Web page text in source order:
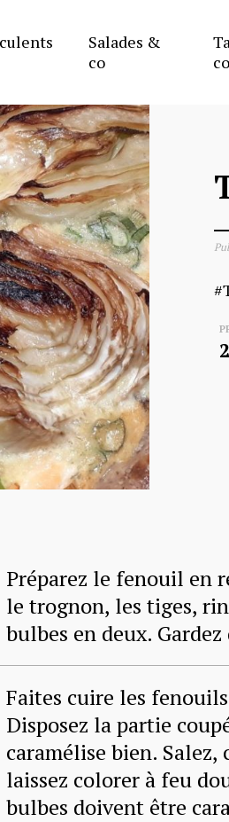
Salades &
co
co
Préparez le fenouil en
le trognon, les tiges,
bulbes en deux.
Faites cuire les
Disposez la partie
caramélise bien. Salez,
laissez colorer à feu
bulbes doivent être